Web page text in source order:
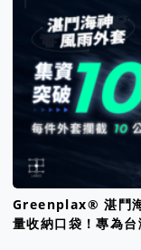
Greenplax® 湛鬥海
量收納口袋！專為